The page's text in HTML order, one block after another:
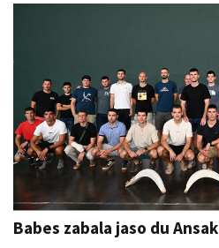
Babes zabala jaso du Ansak